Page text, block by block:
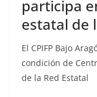
participa
estatal de
El CPIFP Bajo
condición de
de la Red Estatal